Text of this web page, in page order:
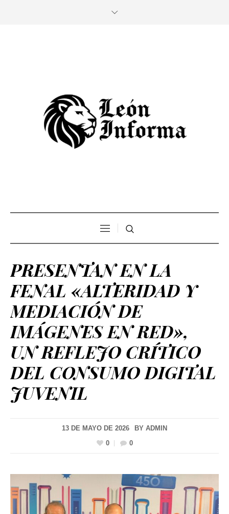
PRESENTAN EN LA
FENAL «ALTERIDAD Y
MEDIACIÓN DE
IMÁGENES EN RED»,
UN REFLEJO CRÍTICO
DEL CONSUMO DIGITAL
JUVENIL
13 DE MAYO DE 2026 BY ADMIN
0
0